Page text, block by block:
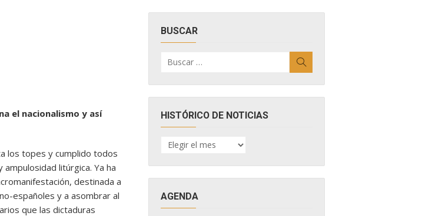
el nacionalismo y así
los topes y cumplido todos
litúrgica. Ya ha
destinada a
españoles y a asombrar al
que las dictaduras
BUSCAR
por:
HISTÓRICO DE NOTICIAS
HISTÓRICO
DE
AGENDA